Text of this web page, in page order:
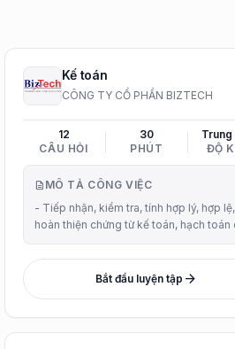
Kế toán
CÔNG TY CỔ PHẦN BIZTECH
12
CÂU HỎI
30
PHÚT
Trung
ĐỘ
description MÔ TẢ CÔNG VIỆC
- Tiếp nhận, kiểm tra, tính hợp lý, hợp lệ,
hoàn thiện chứng từ kế toán, hạch toán
phát sinh tại Đơn vị theo ngày. Lưu giữ
soát các chứng từ theo đúng quy định.
Bắt đầu luyện tập arrow_forward